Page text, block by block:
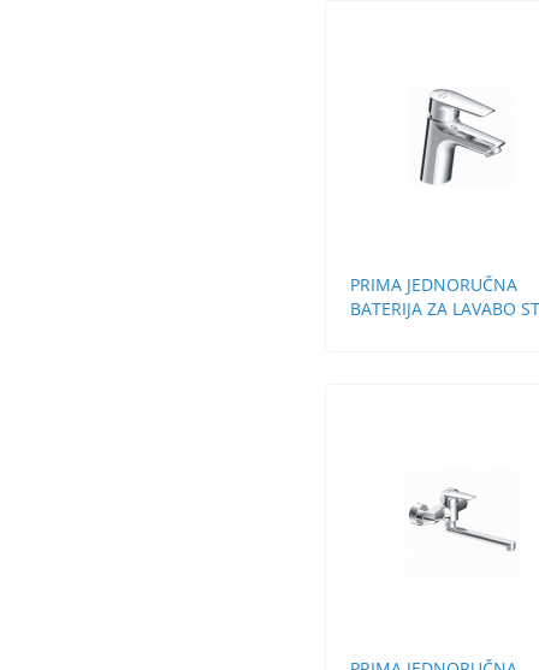
PRIMA JEDNORUČNA
BATERIJA ZA LAVABO